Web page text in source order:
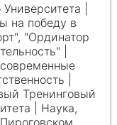
|
на победу в
"Ординатор
|
|
Тренинговый
| Наука,